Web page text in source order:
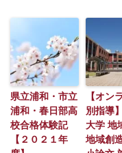
県立浦和・市立
浦和・春日部高
校合格体験記
【２０２１年
【オン
別指導
大学 地
地域創